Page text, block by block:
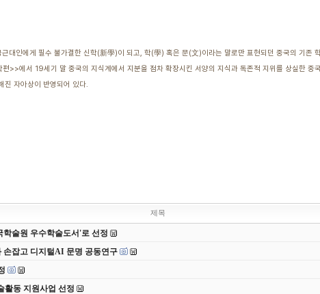
대인에게 필수 불가결한 신학(新學)이 되고, 학(學) 혹은 문(文)이라는 말로만 표현되던 중국의 기
>>에서 19세기 말 중국의 지식계에서 지분을 점차 확장시킨 서양의 지식과 독존적 지위를 상실한
진 자아상이 반영되어 있다.
제목
학술원 우수학술도서'로 선정
손잡고 디지털AI 문명 공동연구
활동 지원사업 선정